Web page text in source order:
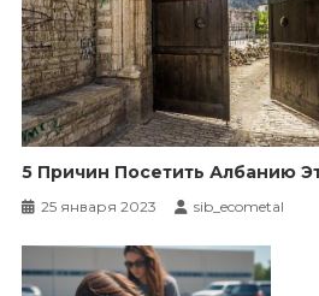
5 Причин Посетить Албанию
25 января 2023 sib_ecometal